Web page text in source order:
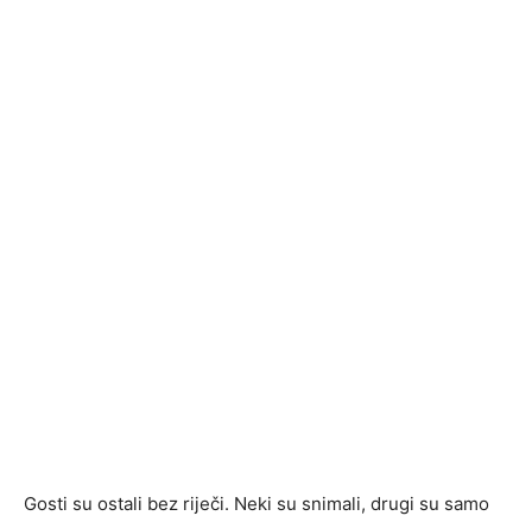
Gosti su ostali bez riječi. Neki su snimali, drugi su samo